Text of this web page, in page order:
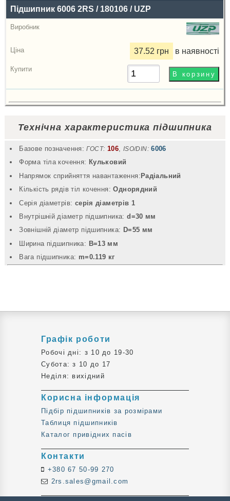
Підшипник 6006 2RS / 180106 / UZP
37.52 грн в наявності
Технічна характеристика підшипника
Базове позначення: ГОСТ: 106 ISO/DIN: 6006
Форма тіла кочення: Кульковий
Напрямок сприйняття навантаження: Радіальний
Кількість рядів тіл кочення:Однорядний
Серія діаметрів: серія діаметрів 1
Внутрішній діаметр підшипника:d=30 мм
Зовнішній діаметр підшипника: D=55 мм
Ширина підшипника: B=13 мм
Вага підшипника: m=0.119 кг
Графік роботи
Робочі дні: з 10 до 19-30
Субота: з 10 до 17
Неділя: вихідний
Корисна інформація
Підбір підшипників за розмірами
Таблиця підшипників
Каталог привідних пасів
Контакти
+380 67 50-99 270
2rs.sales@gmail.com